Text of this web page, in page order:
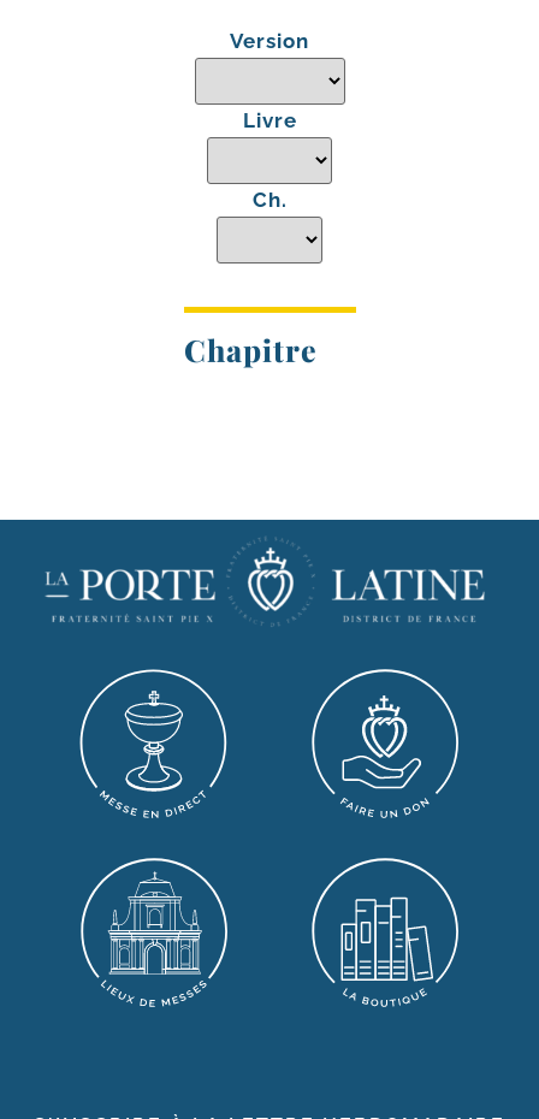
Version
Livre
Ch.
Chapitre